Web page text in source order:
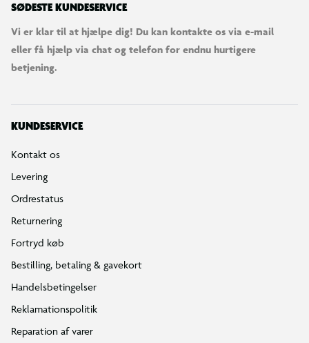
SØDESTE KUNDESERVICE
Vi er klar til at hjælpe dig! Du kan kontakte os via e-mail
eller få hjælp via chat og telefon for endnu hurtigere
betjening.
KUNDESERVICE
Kontakt os
Levering
Ordrestatus
Returnering
Fortryd køb
Bestilling, betaling & gavekort
Handelsbetingelser
Reklamationspolitik
Reparation af varer